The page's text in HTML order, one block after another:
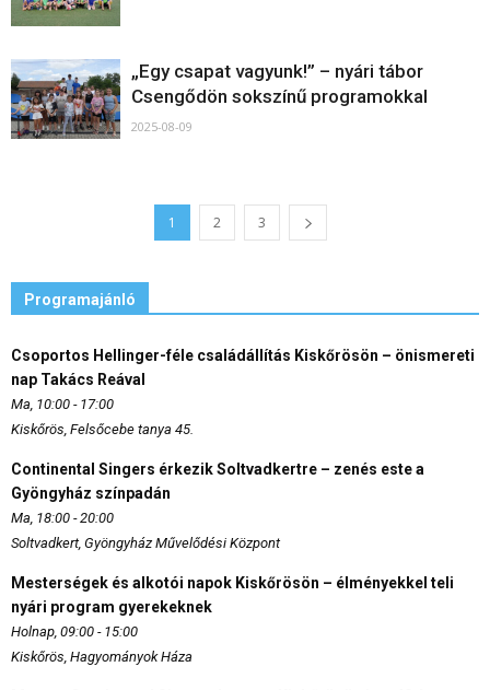
„Egy csapat vagyunk!” – nyári tábor
Csengődön sokszínű programokkal
2025-08-09
1 2 3
Programajánló
Csoportos Hellinger-féle családállítás Kiskőrösön – önismereti
nap Takács Reával
Ma, 10:00 - 17:00
Kiskőrös, Felsőcebe tanya 45.
Continental Singers érkezik Soltvadkertre – zenés este a
Gyöngyház színpadán
Ma, 18:00 - 20:00
Soltvadkert, Gyöngyház Művelődési Központ
Mesterségek és alkotói napok Kiskőrösön – élményekkel teli
nyári program gyerekeknek
Holnap, 09:00 - 15:00
Kiskőrös, Hagyományok Háza